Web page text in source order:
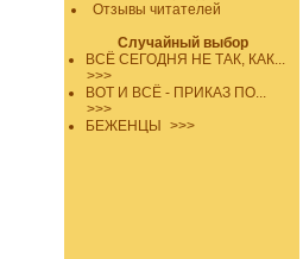
Отзывы читателей
Случайный выбор
ВСЁ СЕГОДНЯ НЕ ТАК, КАК...
>>>
ВОТ И ВСЁ - ПРИКАЗ ПО...
>>>
БЕЖЕНЦЫ >>>